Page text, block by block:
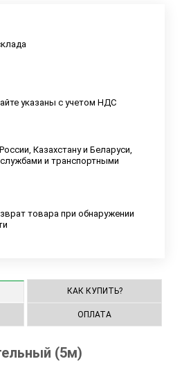
указаны с учетом НДС
Казахстану и Беларуси,
и транспортными
товара при обнаружении
КАК КУПИТЬ?
ОПЛАТА
(5м)